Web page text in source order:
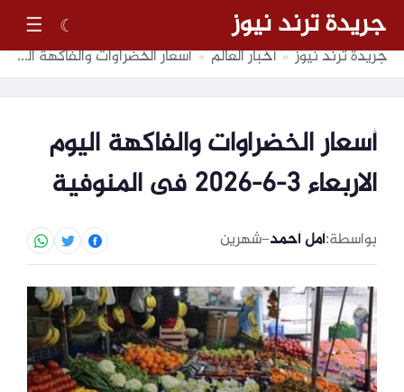
جريدة ترند نيوز ☾
☰
جريدة ترند نيوز » أخبار العالم » أسعار الخضراوات والفاكهة اليوم الاربعاء 3-6-2026 فى المنوفية
أسعار الخضراوات والفاكهة اليوم
الاربعاء 3-6-2026 فى المنوفية
بواسطة:أمل أحمد–شهرين